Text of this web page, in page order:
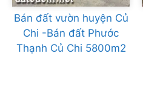
Bán đất vườn huyện Củ
Chi -Bán đất Phước
Thạnh Củ Chi 5800m2